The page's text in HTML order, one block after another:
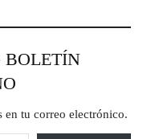
BOLETÍN
en tu correo electrónico.